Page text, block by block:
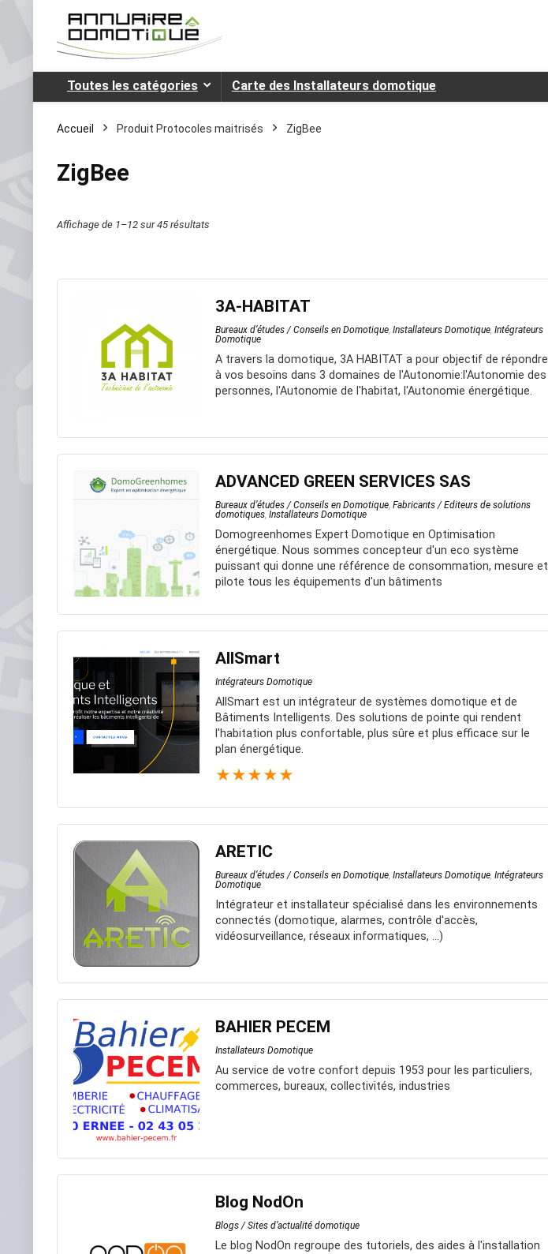
Toutes les catégories Carte des Installateurs domotique
Accueil Produit Protocoles maitrisés ZigBee
ZigBee
Affichage de 1–12 sur 45 résultats
3A-HABITAT
Bureaux d’études / Conseils en Domotique, Installateurs Domotique, Intégrateurs
Domotique
A travers la domotique, 3A HABITAT a pour objectif de répondre
à vos besoins dans 3 domaines de l'Autonomie:​ l'Autonomie des
personnes, l'Autonomie de l'habitat, l'Autonomie énergétique.
ADVANCED GREEN SERVICES SAS
Bureaux d’études / Conseils en Domotique, Fabricants / Editeurs de solutions
domotiques, Installateurs Domotique
Domogreenhomes Expert Domotique en Optimisation
énergétique. Nous sommes concepteur d'un eco système
puissant qui donne une référence de consommation, mesure et
pilote tous les équipements d'un bâtiments
AllSmart
Intégrateurs Domotique
AllSmart est un intégrateur de systèmes domotique et de
Bâtiments Intelligents. Des solutions de pointe qui rendent
l'habitation plus confortable, plus sûre et plus efficace sur le
plan énergétique.
★★★★★
ARETIC
Bureaux d’études / Conseils en Domotique, Installateurs Domotique, Intégrateurs
Domotique
Intégrateur et installateur spécialisé dans les environnements
connectés (domotique, alarmes, contrôle d'accès,
vidéosurveillance, réseaux informatiques, ...)
BAHIER PECEM
Installateurs Domotique
Au service de votre confort depuis 1953 pour les particuliers,
commerces, bureaux, collectivités, industries
Blog NodOn
Blogs / Sites d’actualité domotique
Le blog NodOn regroupe des tutoriels, des aides à l'installation